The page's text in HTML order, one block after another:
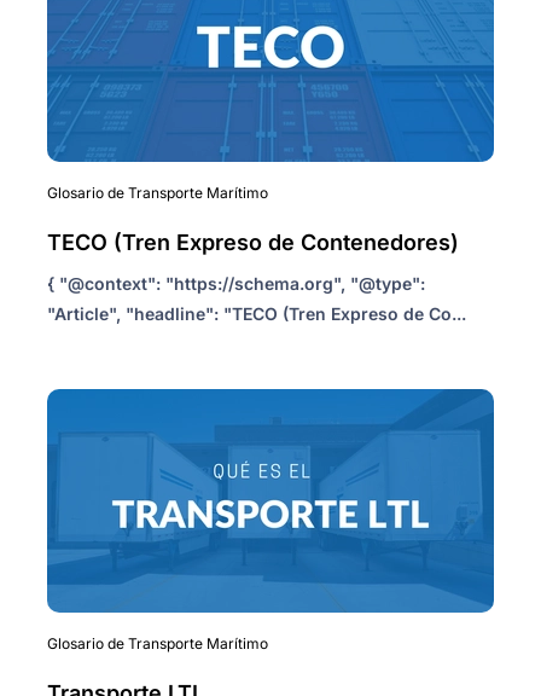
Glosario de Transporte Marítimo
TECO (Tren Expreso de Contenedores)
{ "@context": "https://schema.org", "@type":
"Article", "headline": "TECO (Tren Expreso de Co...
Glosario de Transporte Marítimo